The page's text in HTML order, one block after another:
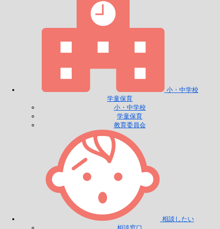
小・中学校
学童保育
小・中学校
学童保育
教育委員会
相談したい